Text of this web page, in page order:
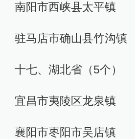
南阳市西峡县太平镇
驻马店市确山县竹沟镇
十七、湖北省（5个）
宜昌市夷陵区龙泉镇
襄阳市枣阳市吴店镇